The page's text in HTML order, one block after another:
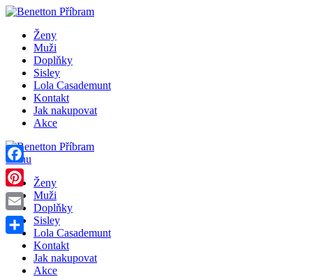
Ženy
Muži
Doplňky
Sisley
Lola Casademunt
Kontakt
Jak nakupovat
Akce
Menu
Ženy
Muži
Doplňky
Sisley
Lola Casademunt
Kontakt
Jak nakupovat
Akce
Facebook
Pinterest
Email
Share